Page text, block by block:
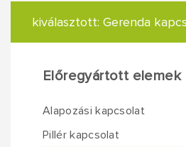
kiválasztott: Gerenda
Előregyártott elemek
Alapozási kapcsolat
Pillér kapcsolat